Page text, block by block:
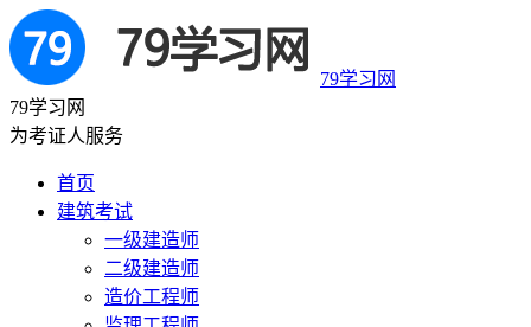
79学习网
79学习网
为考证人服务
首页
建筑考试
一级建造师
二级建造师
造价工程师